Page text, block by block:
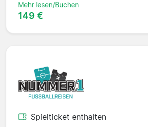
Mehr lesen/Buchen
149 €
Spielticket enthalten